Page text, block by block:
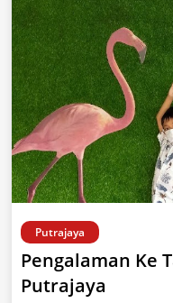
Putrajaya
Pengalaman Ke
Putrajaya